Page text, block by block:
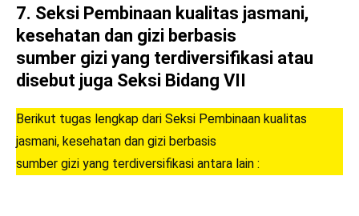
7. Seksi Pembinaan kualitas jasmani,
kesehatan dan gizi berbasis
sumber gizi yang terdiversifikasi atau
disebut juga Seksi Bidang VII
Berikut tugas lengkap dari Seksi Pembinaan kualitas
jasmani, kesehatan dan gizi berbasis
sumber gizi yang terdiversifikasi antara lain :